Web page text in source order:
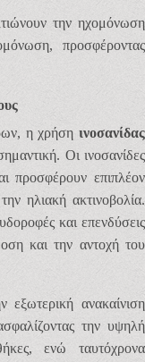
την ηχομόνωση
προσφέροντας
η χρήση ινοσανίδας
Οι ινοσανίδες
προσφέρουν επιπλέον
ηλιακή ακτινοβολία.
και επενδύσεις
και την αντοχή του
εξωτερική ανακαίνιση
την υψηλή
ενώ ταυτόχρονα